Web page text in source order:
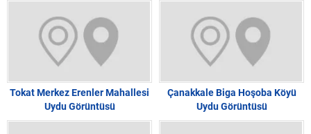
Tokat Merkez Erenler Mahallesi
Uydu Görüntüsü
Çanakkale Biga Hoşoba Köyü
Uydu Görüntüsü